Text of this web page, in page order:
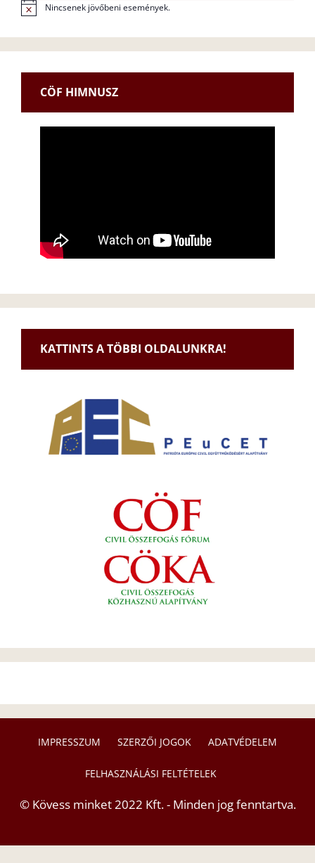
N
Nincsenek jövőbeni események.
CÖF HIMNUSZ
KATTINTS A TÖBBI OLDALUNKRA!
IMPRESSZUM SZERZŐI JOGOK ADATVÉDELEM
FELHASZNÁLÁSI FELTÉTELEK
© Kövess minket 2022 Kft. - Minden jog fenntartva.